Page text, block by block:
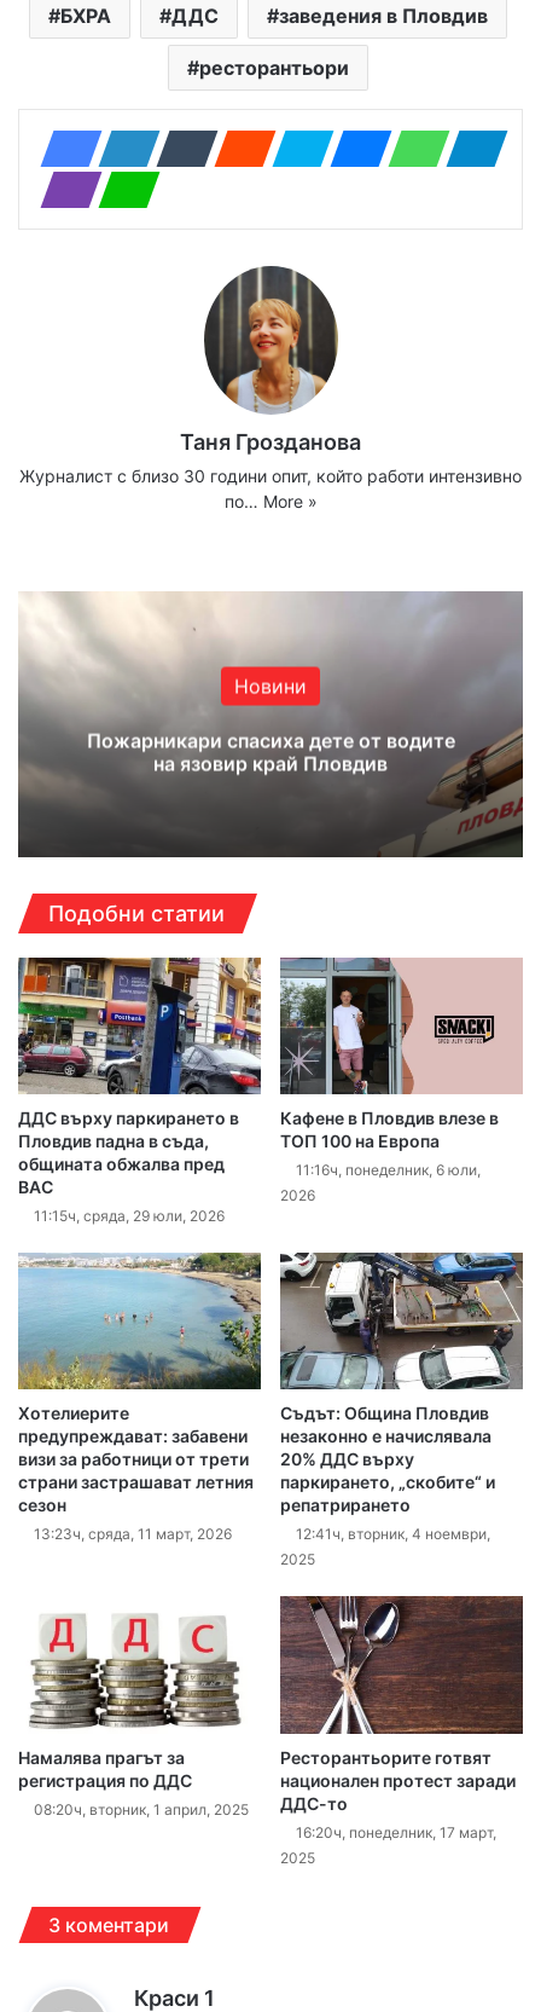
БХРА ДДС заведения в Пловдив
ресторантьори
Таня Грозданова
Журналист с близо 30 години опит, който работи интензивно
по… More »
Новини
Пожарникари спасиха дете от водите
на язовир край Пловдив
Подобни статии
ДДС върху паркирането в
Пловдив падна в съда,
общината обжалва пред
ВАС
11:15ч, сряда, 29 юли, 2026
Кафене в Пловдив влезе в
ТОП 100 на Европа
11:16ч, понеделник, 6 юли,
2026
Хотелиерите
предупреждават: забавени
визи за работници от трети
страни застрашават летния
сезон
13:23ч, сряда, 11 март, 2026
Съдът: Община Пловдив
незаконно е начислявала
20% ДДС върху
паркирането, „скобите“ и
репатрирането
12:41ч, вторник, 4 ноември,
2025
Намалява прагът за
регистрация по ДДС
08:20ч, вторник, 1 април, 2025
Ресторантьорите готвят
национален протест заради
ДДС-то
16:20ч, понеделник, 17 март,
2025
3 коментари
Краси 1